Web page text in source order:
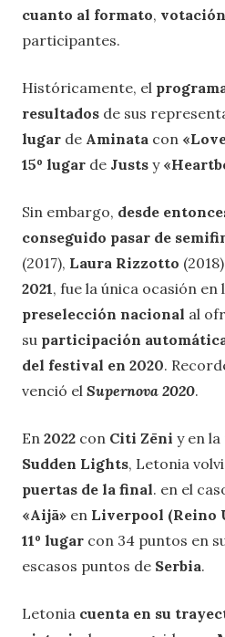
cuanto al formato, votación
participantes.
Históricamente, el
resultados de sus
lugar de Aminata con
15º lugar de Justs y
Sin embargo, desde
conseguido pasar de
(2017), Laura Rizzotto
2021, fue la única ocasión en
preselección nacional al
su participación
del festival en 2020.
venció el Supernova 2020.
En 2022 con Citi Zēni y en
Sudden Lights, Letonia
puertas de la final. en el
«Aijā» en Liverpool (Reino
11º lugar con 34 puntos en
escasos puntos de Serbia.
Letonia cuenta en su